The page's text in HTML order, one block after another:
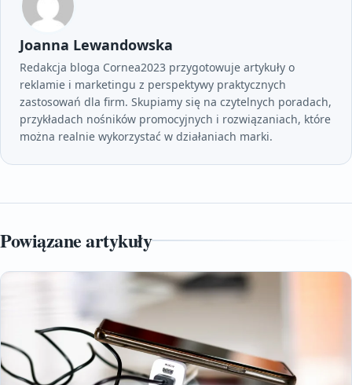
Joanna Lewandowska
Redakcja bloga Cornea2023 przygotowuje artykuły o
reklamie i marketingu z perspektywy praktycznych
zastosowań dla firm. Skupiamy się na czytelnych poradach,
przykładach nośników promocyjnych i rozwiązaniach, które
można realnie wykorzystać w działaniach marki.
Powiązane artykuły